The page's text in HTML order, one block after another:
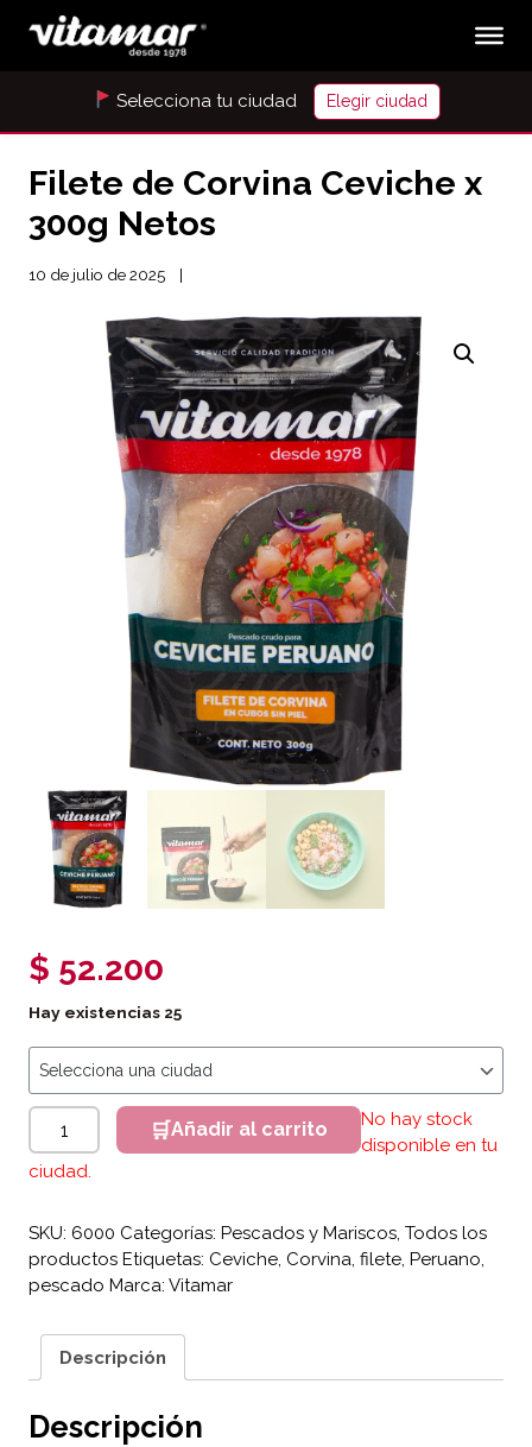
Selecciona tu ciudad Elegir ciudad
Filete de Corvina Ceviche x
300g Netos
10 de julio de 2025
$ 52.200
Hay existencias 25
Filete de Corvina Ceviche x 300g Netos cantidad
Añadir al carrito
No hay stock
disponible en tu
ciudad.
SKU: 6000 Categorías: Pescados y Mariscos, Todos los
productos Etiquetas: Ceviche, Corvina, filete, Peruano,
pescado Marca: Vitamar
Descripción
Descripción